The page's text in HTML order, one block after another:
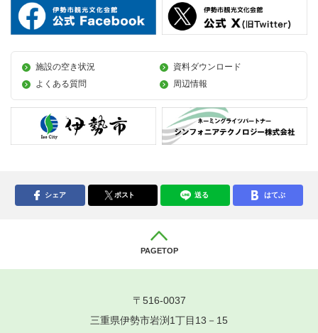
施設の空き状況
資料ダウンロード
よくある質問
周辺情報
シェア ポスト 送る はてぶ
PAGETOP
〒516-0037
三重県伊勢市岩渕1丁目13－15